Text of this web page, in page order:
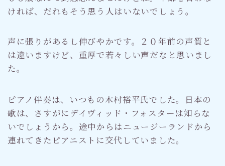
ければ、だれもそう思う人はいないでしょう。
声に張りがあるし伸びやかです。２０年前の声質と
は違いますけど、重厚で若々しい声だなと思いまし
た。
ピアノ伴奏は、いつもの木村裕平氏でした。日本の
歌は、さすがにデイヴィッド・フォスターは知らな
いでしょうから。途中からはニュージーランドから
連れてきたピアニストに交代していました。